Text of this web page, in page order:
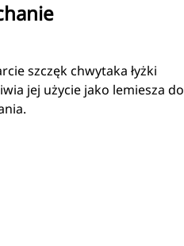
szczęk chwytaka łyżki
jej użycie jako lemiesza do